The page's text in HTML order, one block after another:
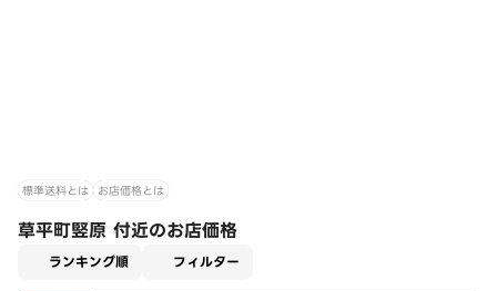
標準送料とは お店価格とは
草平町竪原 付近のお店価格
ランキング順 フィルター